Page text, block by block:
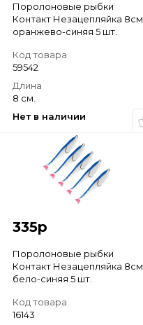
Поролоновые рыбки
Контакт Незацепляйка 8см
оранжево-синяя 5 шт.
Код товара
59542
Длина
8 см.
Нет в наличии
335р
Поролоновые рыбки
Контакт Незацепляйка 8см
бело-синяя 5 шт.
Код товара
16143